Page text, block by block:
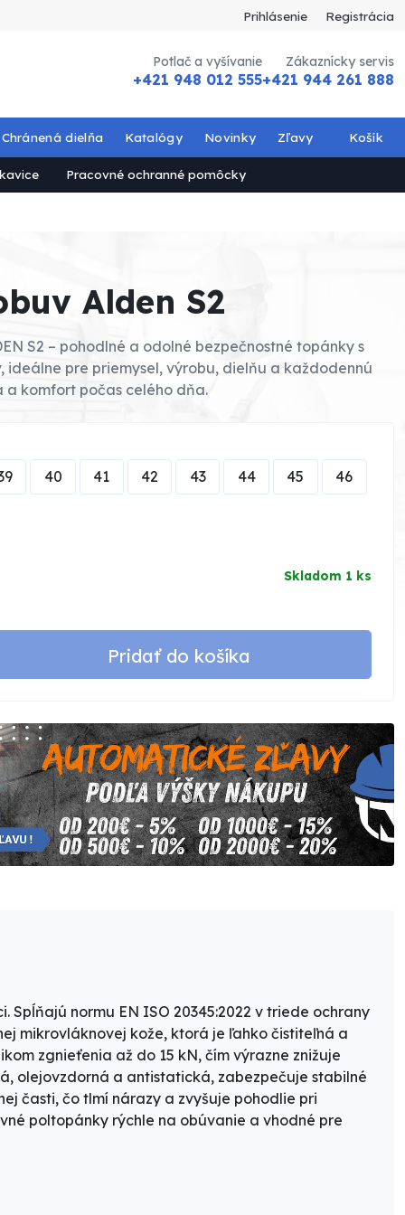
Prihlásenie Registrácia
Potlač a vyšívanie
+421 948 012 555
Zákaznícky servis
+421 944 261 888
Pracovné ochranné pomôcky
Chránená dielňa Katalógy Novinky Zľavy Košík
Alden S2
S2 – pohodlné a odolné bezpečnostné topánky s
ideálne pre priemysel, výrobu, dielňu a každodennú
a komfort počas celého dňa.
40 41 42 43 44 45 46
Skladom 1 ks
Pridať do košíka
Spĺňajú normu EN ISO 20345:2022 v triede ochrany
mikrovláknovej kože, ktorá je ľahko čistiteľná a
zgnieťenia až do 15 kN, čím výrazne znižuje
olejovzdorná a antistatická, zabezpečuje stabilné
časti, čo tlmí nárazy a zvyšuje pohodlie pri
poltopánky rýchle na obúvanie a vhodné pre